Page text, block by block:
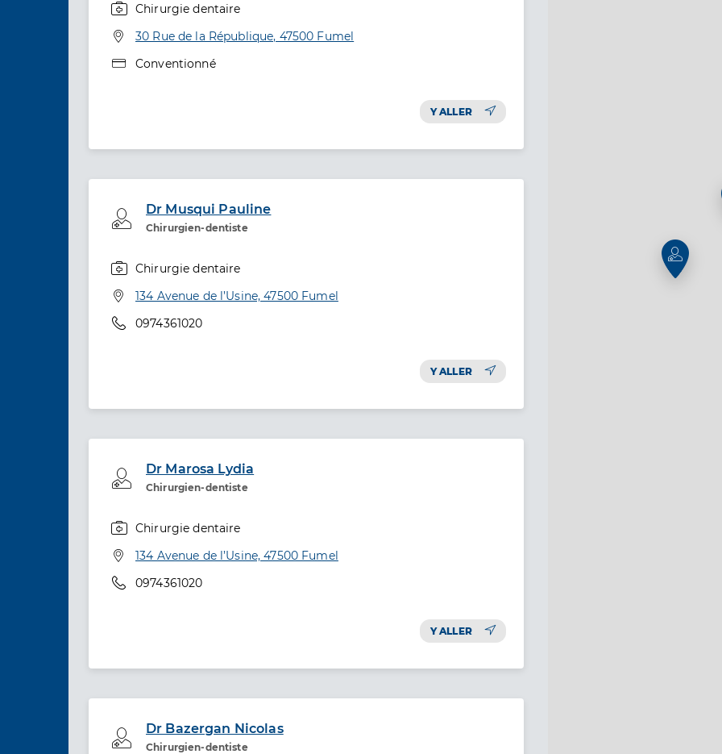
Chirurgie dentaire
Adresse
30 Rue de la République, 47500 Fumel
Type de convention
Conventionné
Y ALLER
Dr Musqui Pauline
Chirurgien-dentiste
Professionel de santé
Chirurgie dentaire
Adresse
134 Avenue de l’Usine, 47500 Fumel
Téléphone
0974361020
Y ALLER
Dr Marosa Lydia
Chirurgien-dentiste
Professionel de santé
Chirurgie dentaire
Adresse
134 Avenue de l’Usine, 47500 Fumel
Téléphone
0974361020
Y ALLER
Dr Bazergan Nicolas
Chirurgien-dentiste
Professionel de santé